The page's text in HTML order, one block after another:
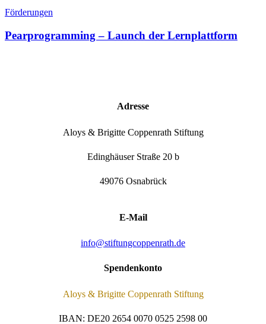
Förderungen
Pearprogramming – Launch der Lernplattform
Adresse
Aloys & Brigitte Coppenrath Stiftung
Edinghäuser Straße 20 b
49076 Osnabrück
E-Mail
info@stiftungcoppenrath.de
Spendenkonto
Aloys & Brigitte Coppenrath Stiftung
IBAN: DE20 2654 0070 0525 2598 00